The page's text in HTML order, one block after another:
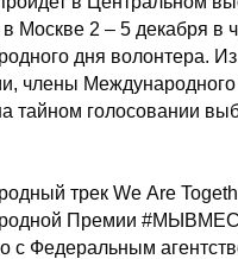
Москве 2 – 5 декабря в
дня волонтера.
члены Международного
тайном голосовании
трек We Are
Премии
с Федеральным